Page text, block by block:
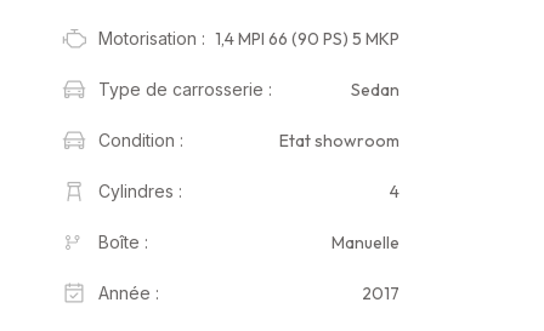
Motorisation : 1,4 MPI 66 (90 PS) 5 MKP
Type de carrosserie : Sedan
Condition : Etat showroom
Cylindres : 4
Boîte : Manuelle
Année : 2017